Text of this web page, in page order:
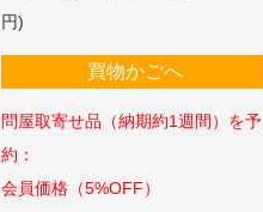
円)
買物かごへ
問屋取寄せ品（納期約1週間）を予
約：
会員価格（5%OFF）